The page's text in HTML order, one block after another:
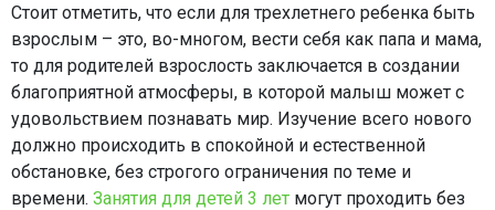
Стоит отметить, что если для трехлетнего ребенка быть
взрослым – это, во-многом, вести себя как папа и мама,
то для родителей взрослость заключается в создании
благоприятной атмосферы, в которой малыш может с
удовольствием познавать мир. Изучение всего нового
должно происходить в спокойной и естественной
обстановке, без строгого ограничения по теме и
времени. Занятия для детей 3 лет могут проходить без